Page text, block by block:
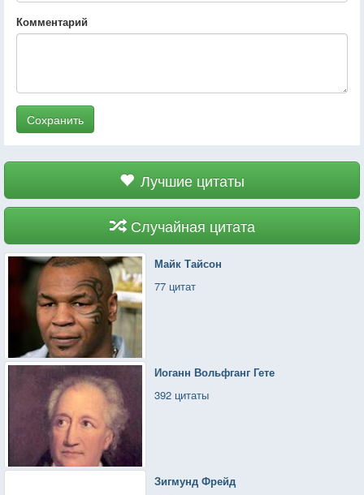
Комментарий
Сохранить
Лучшие цитаты
Случайная цитата
Майк Тайсон
77 цитат
Иоганн Вольфганг Гете
392 цитаты
Зигмунд Фрейд